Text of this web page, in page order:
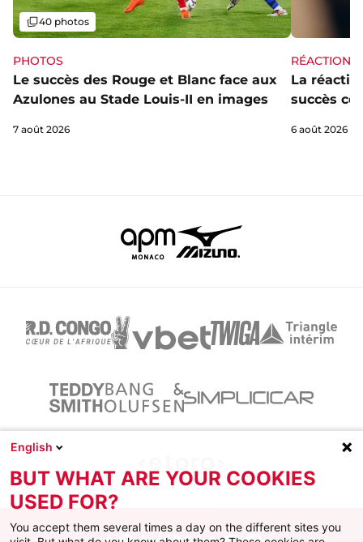
PHOTOS
Le succès des Rouge et Blanc face aux
Azulones au Stade Louis-II en images
Galerie
40 photos
7 août 2026
RÉACTIONS
La
succès
6 août 2026
English
BUT WHAT ARE YOUR COOKIES
USED FOR?
You accept them several times a day on the different sites you